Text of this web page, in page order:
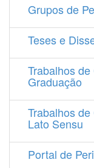
Grupos de
Teses e
Trabalhos
Graduação
Trabalhos
Lato Sensu
Portal de